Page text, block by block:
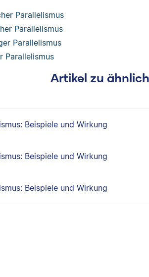
Parallelismus
Parallelismus
Parallelismus
Parallelismus
Artikel zu
Beispiele und Wirkung
Beispiele und Wirkung
Beispiele und Wirkung